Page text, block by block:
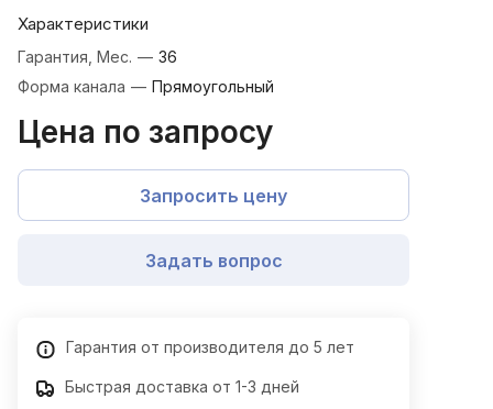
Характеристики
Гарантия, Мес. — 36
Форма канала — Прямоугольный
Цена по запросу
Запросить цену
Задать вопрос
Гарантия от производителя до 5 лет
Быстрая доставка от 1-3 дней